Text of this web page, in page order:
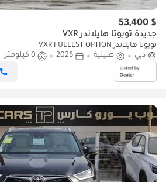
$ 53,400
جديدة تويوتا هايلاندر VXR
تويوتا هايلاندر VXR FULLEST OPTION
دبي
صينية 2026
0 كيلومتر